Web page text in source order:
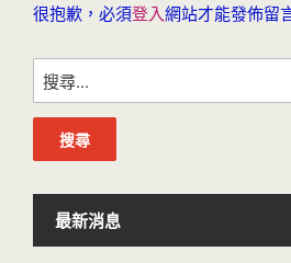
很抱歉，必須登入網站才能發佈留
搜
尋
關
最新消息